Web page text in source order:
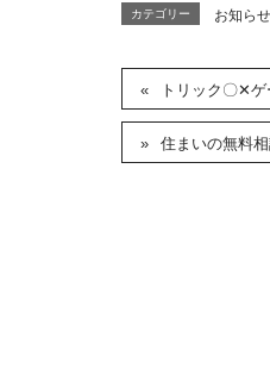
カテゴリー お知らせ
トリック〇✕
住まいの無料